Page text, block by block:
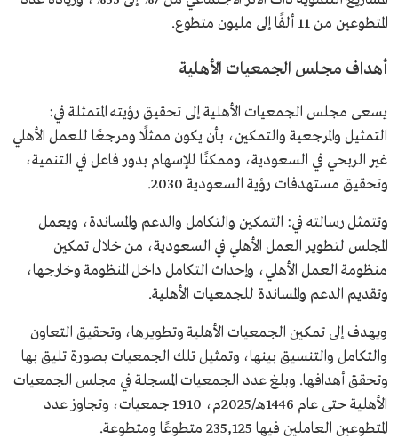
المتطوعين من 11 ألفًا إلى مليون متطوع.
أهداف مجلس الجمعيات الأهلية
يسعى مجلس الجمعيات الأهلية إلى تحقيق رؤيته المتمثلة في:
التمثيل والمرجعية والتمكين، بأن يكون ممثلًا ومرجعًا للعمل الأهلي
غير الربحي في السعودية، وممكنًا للإسهام بدور فاعل في التنمية،
وتحقيق مستهدفات رؤية السعودية 2030.
وتتمثل رسالته في: التمكين والتكامل والدعم والمساندة، ويعمل
المجلس لتطوير العمل الأهلي في السعودية، من خلال تمكين
منظومة العمل الأهلي، وإحداث التكامل داخل المنظومة وخارجها،
وتقديم الدعم والمساندة للجمعيات الأهلية.
ويهدف إلى تمكين الجمعيات الأهلية وتطويرها، وتحقيق التعاون
والتكامل والتنسيق بينها، وتمثيل تلك الجمعيات بصورة تليق بها
وتحقق أهدافها. وبلغ عدد الجمعيات المسجلة في مجلس الجمعيات
الأهلية حتى عام 1446هـ/2025م، 1910 جمعيات، وتجاوز عدد
المتطوعين العاملين فيها 235,125 متطوعًا ومتطوعة.